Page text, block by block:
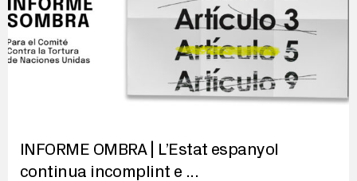
INFORME OMBRA | L’Estat espanyol
continua incomplint e ...